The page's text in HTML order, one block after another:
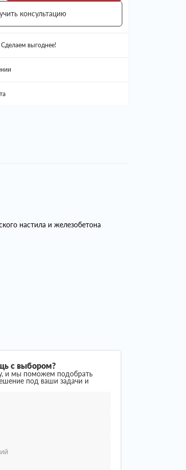
консультацию
выгоднее!
настила и железобетона
с выбором?
и мы поможем подобрать
под ваши задачи и